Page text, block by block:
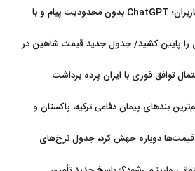
هدیه بزرگ OpenAI به کاربران؛ ChatGPT بدون محدودیت پیام و با
را پایین کشید/ جدول جدید قیمت شاهین در
توافق فوری با ایران پرده برداشت
بندهای پیمان دفاعی ترکیه، پاکستان و
قیمت‌ها دوباره جهش کرد، جدول نرخ‌های